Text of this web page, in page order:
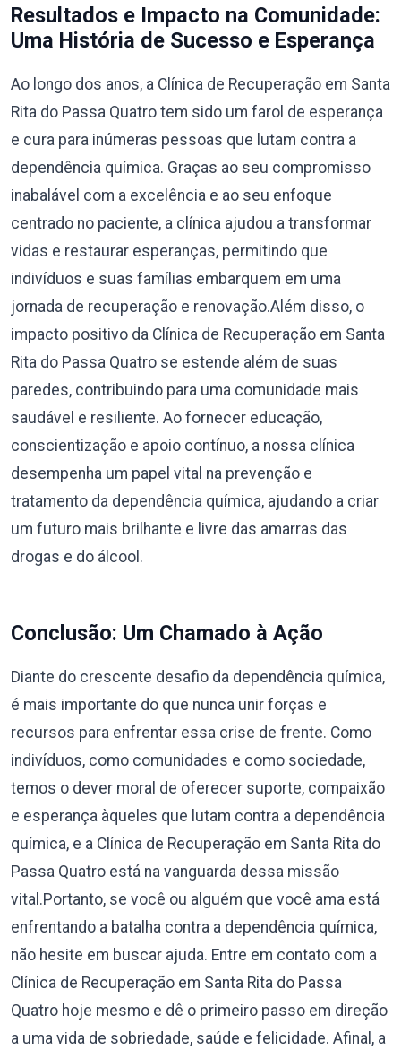
Resultados e Impacto na Comunidade:
Uma História de Sucesso e Esperança
Ao longo dos anos, a Clínica de Recuperação em Santa
Rita do Passa Quatro tem sido um farol de esperança
e cura para inúmeras pessoas que lutam contra a
dependência química. Graças ao seu compromisso
inabalável com a excelência e ao seu enfoque
centrado no paciente, a clínica ajudou a transformar
vidas e restaurar esperanças, permitindo que
indivíduos e suas famílias embarquem em uma
jornada de recuperação e renovação.Além disso, o
impacto positivo da Clínica de Recuperação em Santa
Rita do Passa Quatro se estende além de suas
paredes, contribuindo para uma comunidade mais
saudável e resiliente. Ao fornecer educação,
conscientização e apoio contínuo, a nossa clínica
desempenha um papel vital na prevenção e
tratamento da dependência química, ajudando a criar
um futuro mais brilhante e livre das amarras das
drogas e do álcool.
Conclusão: Um Chamado à Ação
Diante do crescente desafio da dependência química,
é mais importante do que nunca unir forças e
recursos para enfrentar essa crise de frente. Como
indivíduos, como comunidades e como sociedade,
temos o dever moral de oferecer suporte, compaixão
e esperança àqueles que lutam contra a dependência
química, e a Clínica de Recuperação em Santa Rita do
Passa Quatro está na vanguarda dessa missão
vital.Portanto, se você ou alguém que você ama está
enfrentando a batalha contra a dependência química,
não hesite em buscar ajuda. Entre em contato com a
Clínica de Recuperação em Santa Rita do Passa
Quatro hoje mesmo e dê o primeiro passo em direção
a uma vida de sobriedade, saúde e felicidade. Afinal, a